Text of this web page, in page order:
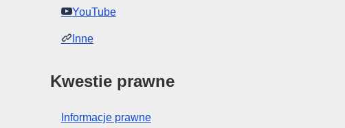
YouTube
Inne
Kwestie prawne
Informacje prawne